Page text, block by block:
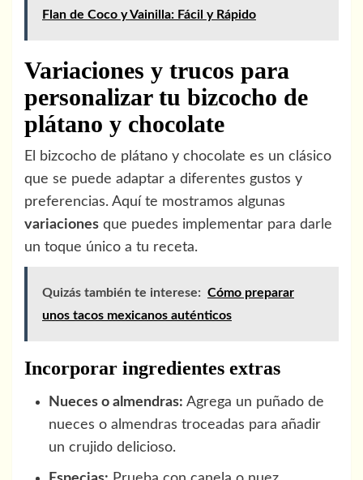
Flan de Coco y Vainilla: Fácil y Rápido
Variaciones y trucos para
personalizar tu bizcocho de
plátano y chocolate
El bizcocho de plátano y chocolate es un clásico
que se puede adaptar a diferentes gustos y
preferencias. Aquí te mostramos algunas
variaciones que puedes implementar para darle
un toque único a tu receta.
Quizás también te interese: Cómo preparar
unos tacos mexicanos auténticos
Incorporar ingredientes extras
Nueces o almendras: Agrega un puñado de
nueces o almendras troceadas para añadir
un crujido delicioso.